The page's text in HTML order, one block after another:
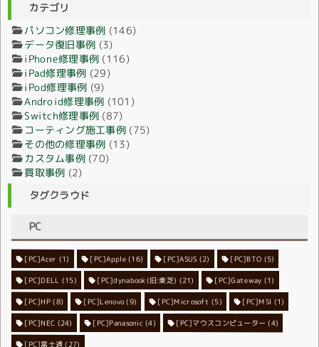
カテゴリ
パソコン修理事例 (146)
データ復旧事例 (3)
iPhone修理事例 (116)
iPad修理事例 (29)
iPod修理事例 (9)
Android修理事例 (101)
Switch修理事例 (87)
コーティング施工事例 (75)
その他の修理事例 (13)
カスタム事例(70)
買取事例 (2)
タグクラウド
PC
[PC]Acer (1) [PC]Apple(16) [PC]ASUS (2) [PC]BTO (5)
[PC]DELL (15) [PC]dynabook(旧:東芝) (21) [PC]Gateway (1)
[PC]HP(8) [PC]Lenovo(9) [PC]Microsoft (5) [PC]MSI (1)
[PC]NEC (24) [PC]Panasonic (4) [PC]マウスコンピューター (4)
[PC]富士通 (27)